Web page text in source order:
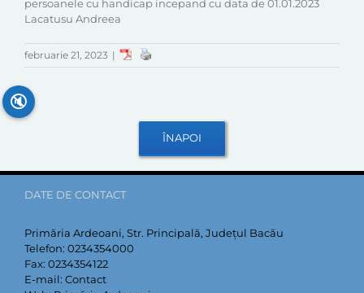
persoanele cu handicap incepand cu data de 01.01.2023
Lacatusu Andreea
februarie 21, 2023 |
DATE DE CONTACT
Primăria Ardeoani, Str. Principală, Județul Bacău
Telefon: 0234354000
Fax: 0234354122
E-mail: Contact
🔇